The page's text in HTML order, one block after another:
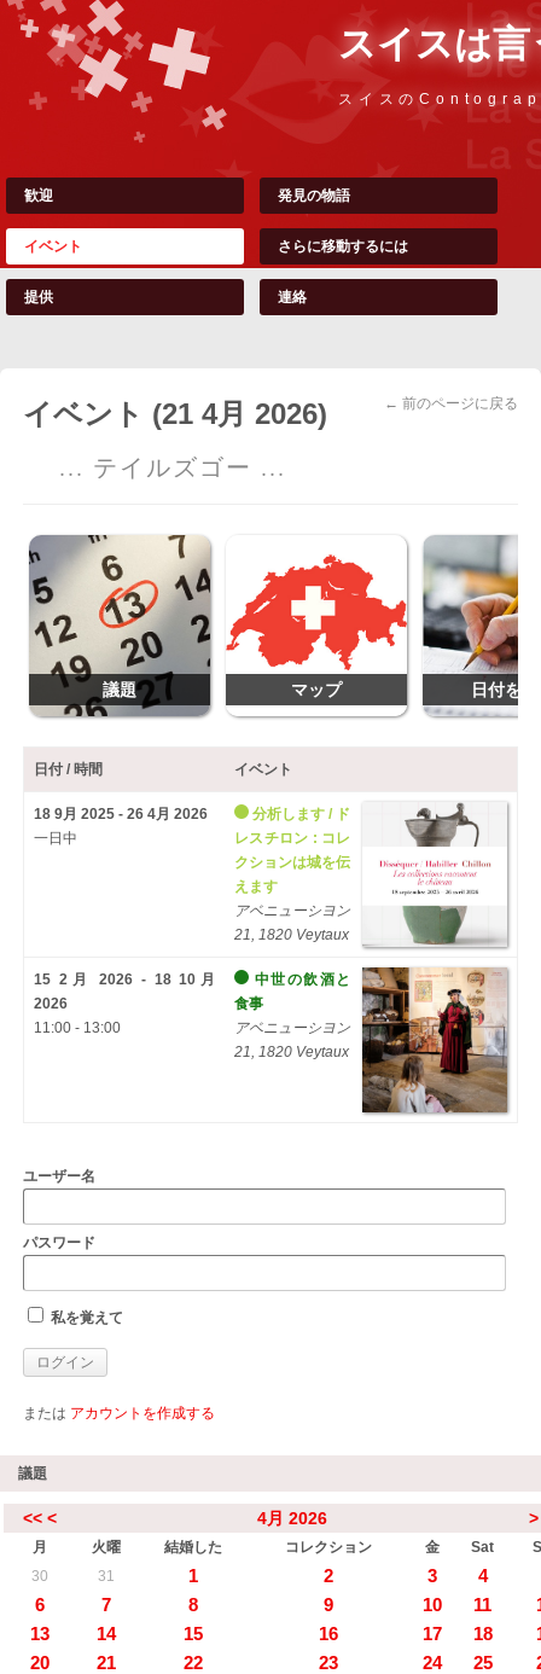
スイスは言
スイスの
歓迎 発見の物語
イベント さらに移動するには
提供 連絡
← 前のページに戻る
イベント (21 4月 2026)
... テイルズゴー ...
議題 マップ 日付を
日付 / 時間 イベント
18 9月 2025 - 26 4月 2026
一日中
分析します / ド
レスチロン : コレ
クションは城を伝
えます
アベニューシヨン
21, 1820 Veytaux
15 2月 2026 - 18 10月
2026
11:00 - 13:00
中世の飲酒と
食事
アベニューシヨン
21, 1820 Veytaux
ユーザー名
パスワード
私を覚えて
または アカウントを作成する
議題
<< < 4月 2026 >
月 火曜 結婚した コレクション 金 Sat
30
31 1 2 3
4
6
7 8 9 10 11
13
14 15 16 17 18
20
21 22 23 24 25